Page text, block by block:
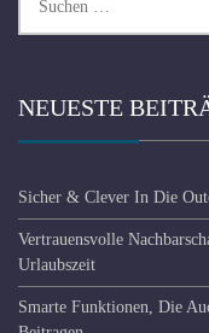
nach:
NEUESTE
Sicher & Clever In Die
Vertrauensvolle
Urlaubszeit
Smarte Funktionen, Die